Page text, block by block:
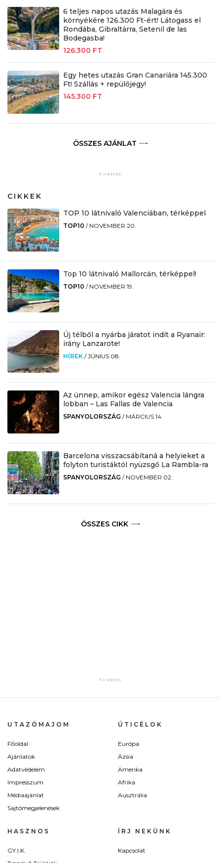
6 teljes napos utazás Malagára és
környékére 126.300 Ft-ért! Látogass el
Rondába, Gibraltárra, Setenil de las
Bodegasba!
126.300 FT
Egy hetes utazás Gran Canariára 145.300
Ft! Szállás + repülőjegy!
145.300 FT
ÖSSZES AJÁNLAT
CIKKEK
TOP 10 látnivaló Valenciában, térképpel
TOP10 / NOVEMBER 20.
Top 10 látnivaló Mallorcán, térképpel!
TOP10 / NOVEMBER 19.
Új télből a nyárba járatot indít a Ryanair:
irány Lanzarote!
HÍREK /JÚNIUS 08.
Az ünnep, amikor egész Valencia lángra
lobban – Las Fallas de Valencia
SPANYOLORSZÁG / MÁRCIUS 14.
Barcelona visszacsábítaná a helyieket a
folyton turistáktól nyüzsgő La Rambla-ra
SPANYOLORSZÁG / NOVEMBER 02.
ÖSSZES CIKK
UTAZÓMAJOM
Főoldal
Ajánlatok
Adatvédelem
Impresszum
Médiaajánlat
Sajtómegjelenések
ÚTICÉLOK
Európa
Ázsia
Amerika
Afrika
Ausztrália
HASZNOS
GY.I.K.
ÍRJ NEKÜNK
Kapcsolat